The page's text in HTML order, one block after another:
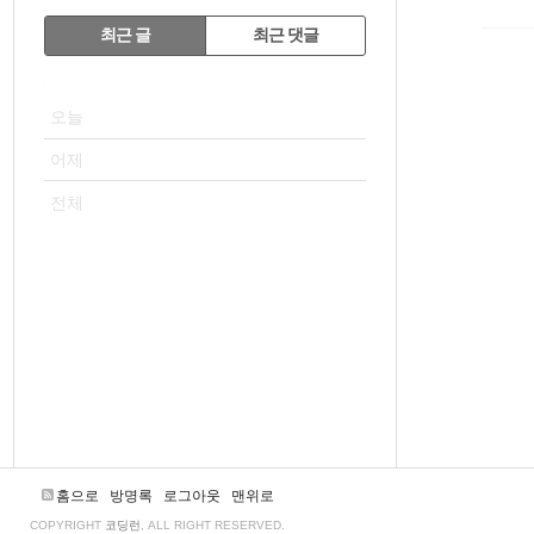
RECENTLY
최근 글 최근 댓글
오늘
어제
전체
홈으로 방명록 로그아웃 맨위로
COPYRIGHT 코딩런 , ALL RIGHT RESERVED.